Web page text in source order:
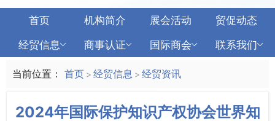
首页 机构简介 展会活动
贸促动态
经贸信息
商事认证 国际商会 联系我们
当前位置： 首页 > 经贸信息 > 经贸资讯
2024年国际保护知识产权协会世界知